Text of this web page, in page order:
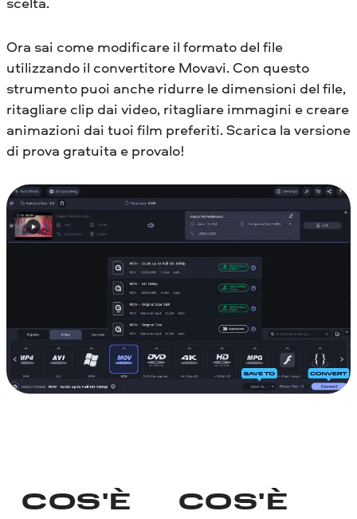
Ora sai come modificare il formato del file
utilizzando il convertitore Movavi. Con questo
strumento puoi anche ridurre le dimensioni del file,
ritagliare clip dai video, ritagliare immagini e creare
animazioni dai tuoi film preferiti. Scarica la versione
di prova gratuita e provalo!
COS'È
COS'È